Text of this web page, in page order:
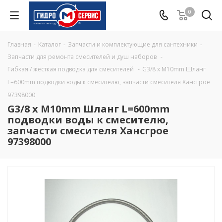
0
Главная - Каталог - Запчасти и комплектующие для сантехники -
Запчасти для ремонта смесителей и душ наборов -
Гибкая / жесткая подводка для смесителей - G3/8 x M10mm Шланг
L=600mm подводки воды к смесителю, запчасти смесителя Хансгрое
97398000
G3/8 x M10mm Шланг L=600mm
подводки воды к смесителю,
запчасти смесителя Хансгрое
97398000